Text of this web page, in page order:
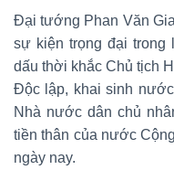
Đại tướng Phan Văn
sự kiện trọng đại trong
dấu thời khắc Chủ tịch
Độc lập, khai sinh
Nhà nước dân chủ
tiền thân của nước
ngày nay.